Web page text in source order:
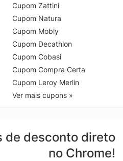
Cupom Zattini
Cupom Natura
Cupom Mobly
Cupom Decathlon
Cupom Cobasi
Cupom Compra Certa
Cupom Leroy Merlin
Ver mais cupons »
de desconto direto
no Chrome!